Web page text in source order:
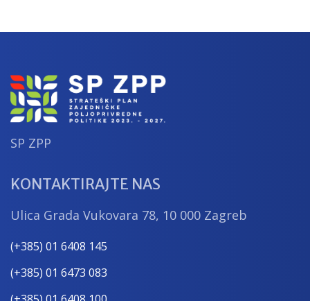
Hrvatske 2023. – 2027.
SP ZPP
KONTAKTIRAJTE NAS
Ulica Grada Vukovara 78, 10 000 Zagreb
(+385) 01 6408 145
(+385) 01 6473 083